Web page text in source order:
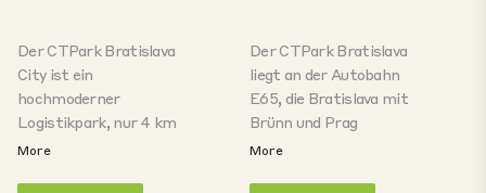
Der CTPark Bratislava
City ist ein
hochmoderner
Logistikpark, nur 4 km
vom Stadtzentrum
More
Der CTPark Bratislava
liegt an der Autobahn
E65, die Bratislava mit
Brünn und Prag
verbindet, und grenzt an
More